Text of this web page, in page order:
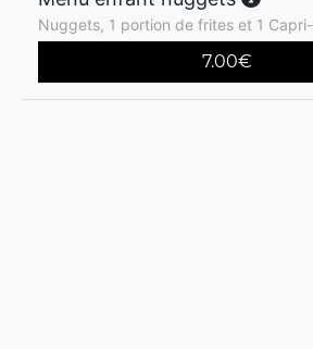
Nuggets, 1 portion de frites et 1
7.00€